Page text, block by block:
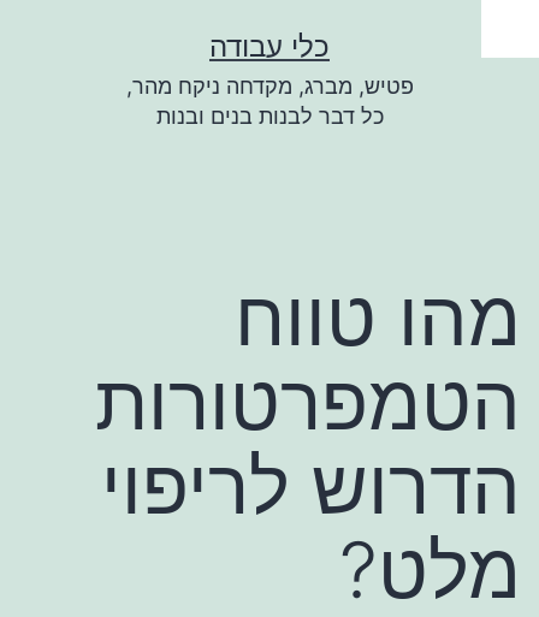
לתוכן
כלי עבודה
פטיש, מברג, מקדחה ניקח מהר,
כל דבר לבנות בנים ובנות
מהו טווח
הטמפרטורות
הדרוש לריפוי
מלט?